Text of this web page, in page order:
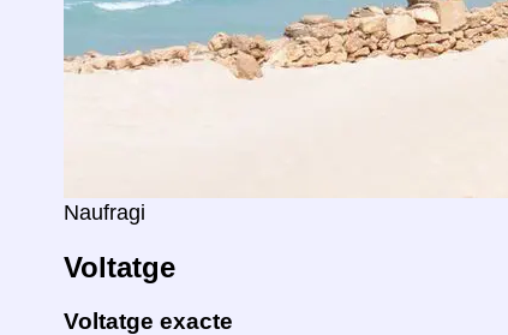
Naufragi
Voltatge
Voltatge exacte